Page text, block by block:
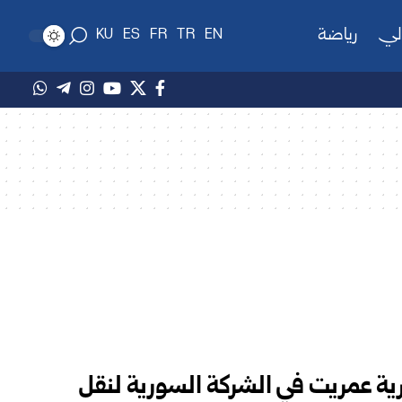
رياضة EN
TR
FR
ES
KU
عمريت في الشركة السورية لنقل